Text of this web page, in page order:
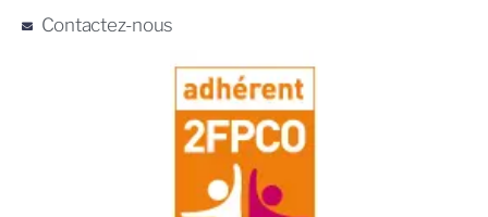
Contactez-nous